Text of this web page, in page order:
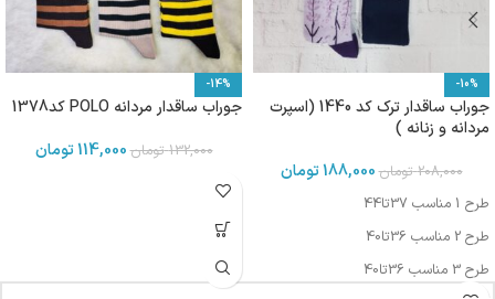
-10%
جوراب ساقدار ترک کد 1440 (اسپرت
مردانه و زنانه )
208,000 تومان188,000تومان
طرح 1 مناسب 37تا44
طرح 2 مناسب 36تا40
طرح 3 مناسب 36تا40
-14%
جوراب ساقدار مردانه POLO کد1378
132,000 تومان114,000تومان